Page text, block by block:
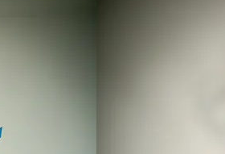
minimalistisch-zeitlosem Design. Aus
Simplizität aus und durch
m2) hochwertigem,
sie super simpel gefaltet werden